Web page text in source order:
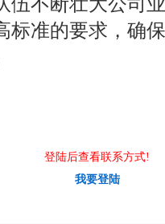
标准的要求，确
登陆后查看联系方式!
我要登陆